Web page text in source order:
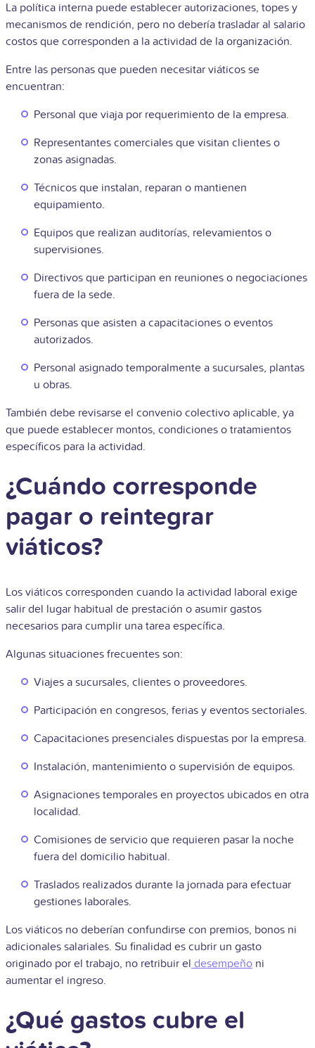
La política interna puede establecer autorizaciones, topes y
mecanismos de rendición, pero no debería trasladar al salario
costos que corresponden a la actividad de la organización.
Entre las personas que pueden necesitar viáticos se
encuentran:
Personal que viaja por requerimiento de la empresa.
Representantes comerciales que visitan clientes o
zonas asignadas.
Técnicos que instalan, reparan o mantienen
equipamiento.
Equipos que realizan auditorías, relevamientos o
supervisiones.
Directivos que participan en reuniones o negociaciones
fuera de la sede.
Personas que asisten a capacitaciones o eventos
autorizados.
Personal asignado temporalmente a sucursales, plantas
u obras.
También debe revisarse el convenio colectivo aplicable, ya
que puede establecer montos, condiciones o tratamientos
específicos para la actividad.
¿Cuándo corresponde
pagar o reintegrar
viáticos?
Los viáticos corresponden cuando la actividad laboral exige
salir del lugar habitual de prestación o asumir gastos
necesarios para cumplir una tarea específica.
Algunas situaciones frecuentes son:
Viajes a sucursales, clientes o proveedores.
Participación en congresos, ferias y eventos sectoriales.
Capacitaciones presenciales dispuestas por la empresa.
Instalación, mantenimiento o supervisión de equipos.
Asignaciones temporales en proyectos ubicados en otra
localidad.
Comisiones de servicio que requieren pasar la noche
fuera del domicilio habitual.
Traslados realizados durante la jornada para efectuar
gestiones laborales.
Los viáticos no deberían confundirse con premios, bonos ni
adicionales salariales. Su finalidad es cubrir un gasto
originado por el trabajo, no retribuir el desempeño ni
aumentar el ingreso.
¿Qué gastos cubre el